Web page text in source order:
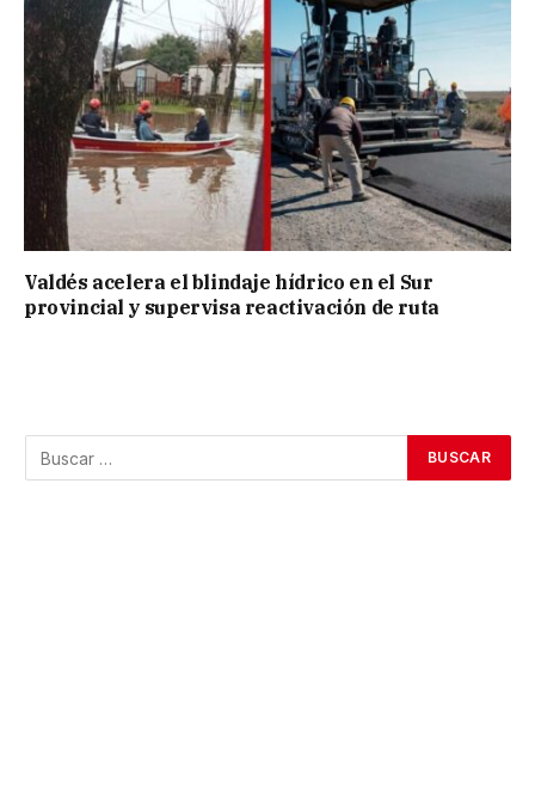
Valdés acelera el blindaje hídrico en el Sur
provincial y supervisa reactivación de ruta